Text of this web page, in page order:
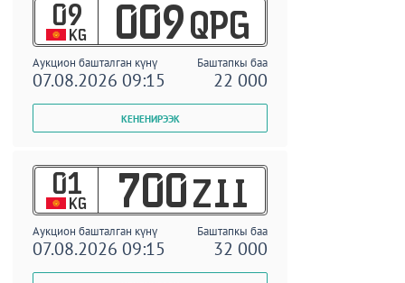
09
KG 009 QPG
Аукцион башталган күнү Баштапкы баа
07.08.2026 09:15 22 000
01
KG 700 ZII
Аукцион башталган күнү Баштапкы баа
07.08.2026 09:15 32 000